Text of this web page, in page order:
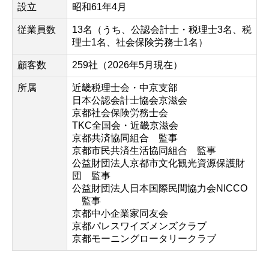
設立 昭和61年4月
従業員数
13名（うち、公認会計士・税理士3名、税
理士1名、社会保険労務士1名）
顧客数 259社（2026年5月現在）
所属
近畿税理士会・中京支部
日本公認会計士協会京滋会
京都社会保険労務士会
TKC全国会・近畿京滋会
京都共済協同組合 監事
京都市民共済生活協同組合 監事
公益財団法人京都市文化観光資源保護財
団 監事
公益財団法人日本国際民間協力会NICCO
監事
京都中小企業家同友会
京都パレスワイズメンズクラブ
京都モーニングロータリークラブ